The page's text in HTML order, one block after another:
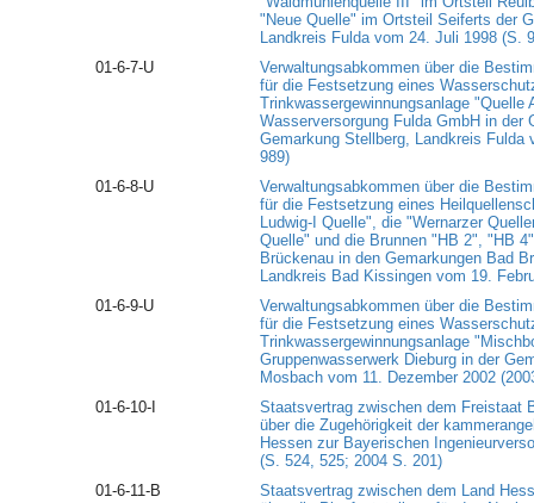
"Neue Quelle" im Ortsteil Seiferts der
Landkreis Fulda vom 24. Juli 1998 (S.
01-6-7-U
Verwaltungsabkommen über die
für die Festsetzung eines
Trinkwassergewinnungsanlage "Quelle
Wasserversorgung Fulda GmbH in der
Gemarkung Stellberg, Landkreis Fulda
989)
01-6-8-U
Verwaltungsabkommen über die
für die Festsetzung eines
Ludwig-I Quelle", die "Wernarzer
Quelle" und die Brunnen "HB 2", "HB
Brückenau in den Gemarkungen Bad
Landkreis Bad Kissingen vom 19.
01-6-9-U
Verwaltungsabkommen über die
für die Festsetzung eines
Trinkwassergewinnungsanlage
Gruppenwasserwerk Dieburg in der
Mosbach vom 11. Dezember 2002
01-6-10-I
Staatsvertrag zwischen dem Freistaat
über die Zugehörigkeit der
Hessen zur Bayerischen
(S. 524, 525; 2004 S. 201)
01-6-11-B
Staatsvertrag zwischen dem Land